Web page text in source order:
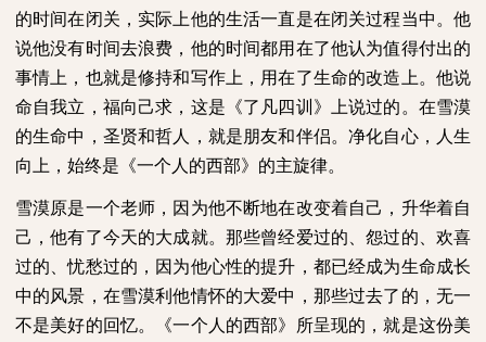
的时间在闭关，实际上他的生活一直是在闭关过程当中。他
说他没有时间去浪费，他的时间都用在了他认为值得付出的
事情上，也就是修持和写作上，用在了生命的改造上。他说
命自我立，福向己求，这是《了凡四训》上说过的。在雪漠
的生命中，圣贤和哲人，就是朋友和伴侣。净化自心，人生
向上，始终是《一个人的西部》的主旋律。
雪漠原是一个老师，因为他不断地在改变着自己，升华着自
己，他有了今天的大成就。那些曾经爱过的、怨过的、欢喜
过的、忧愁过的，因为他心性的提升，都已经成为生命成长
中的风景，在雪漠利他情怀的大爱中，那些过去了的，无一
不是美好的回忆。《一个人的西部》所呈现的，就是这份美